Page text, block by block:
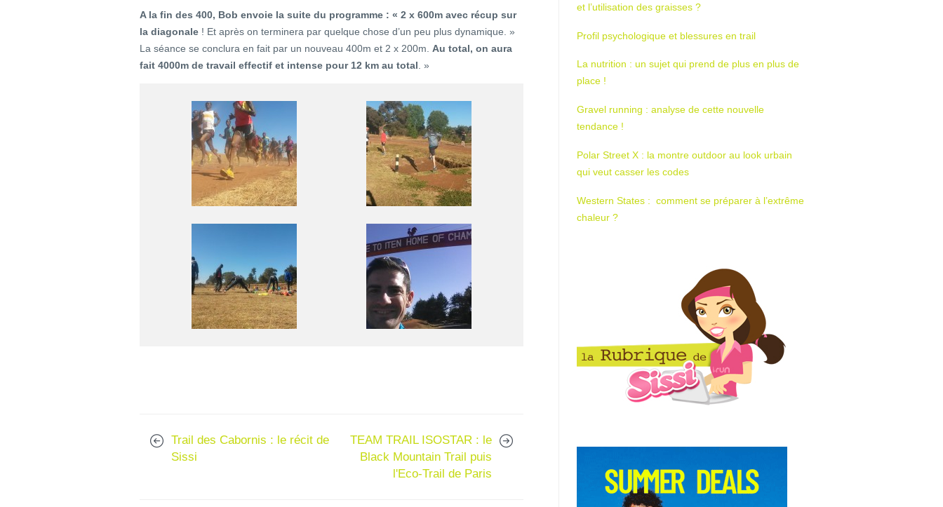
A la fin des 400, Bob envoie la suite du programme : « 2 x 600m avec récup sur
la diagonale ! Et après on terminera par quelque chose d’un peu plus dynamique. »
La séance se conclura en fait par un nouveau 400m et 2 x 200m. Au total, on aura
fait 4000m de travail effectif et intense pour 12 km au total . »
Trail des Cabornis : le récit de
Sissi
TEAM TRAIL ISOSTAR : le
Black Mountain Trail puis
l'Eco-Trail de Paris
et l’utilisation des graisses ?
Profil psychologique et blessures en trail
La nutrition : un sujet qui prend de plus en plus de
place !
Gravel running : analyse de cette nouvelle
tendance !
Polar Street X : la montre outdoor au look urbain
qui veut casser les codes
Western States : comment se préparer à l’extrême
chaleur ?